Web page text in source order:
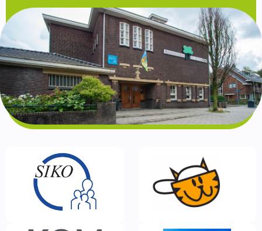
Schoolgids
Gezonde school
Kinderopvang
BSO
Routebeschrijving
Privacy